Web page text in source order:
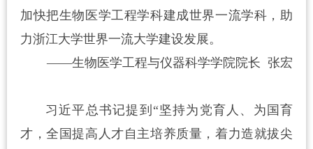
加快把生物医学工程学科建成世界一流学科，助
力浙江大学世界一流大学建设发展。
——生物医学工程与仪器科学学院院长 张宏
习近平总书记提到“坚持为党育人、为国育
才，全国提高人才自主培养质量，着力造就拔尖